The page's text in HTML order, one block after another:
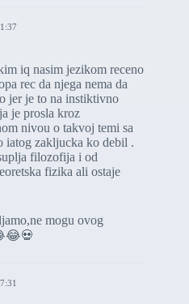
iq nasim jezikom receno
rec da njega nema da
jer je to na instiktivno
je prosla kroz
nivou o takvoj temi sa
iatog zakljucka ko debil .
filozofija i od
fizika ali ostaje
mogu ovog